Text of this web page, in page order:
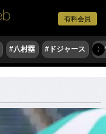
有料会員
#八村塁 #ドジャース #
〉